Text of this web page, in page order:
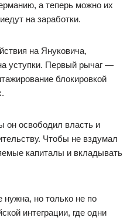
а теперь можно их
на заработки.
на Януковича,
уступки. Первый рычаг —
блокировкой
он освободил власть и
Чтобы не вздумал
капиталы и вкладывать
нужна, но только не по
интеграции, где одни